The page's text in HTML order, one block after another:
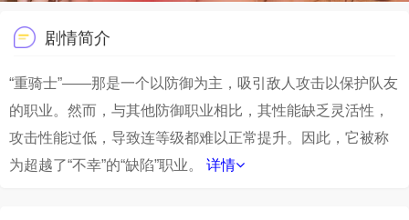
剧情简介
“重骑士”——那是一个以防御为主，吸引敌人攻击以保护队友
的职业。然而，与其他防御职业相比，其性能缺乏灵活性，
攻击性能过低，导致连等级都难以正常提升。因此，它被称
为超越了“不幸”的“缺陷”职业。
详情